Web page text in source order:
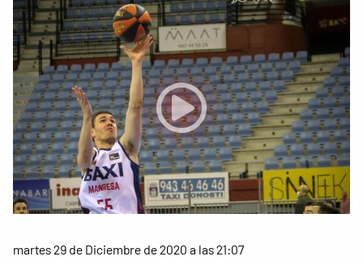
martes 29 de Diciembre de 2020 a las 21:07